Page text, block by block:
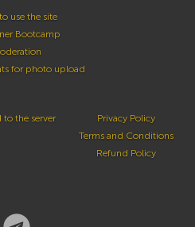
use the site
Bootcamp
for photo upload
the server
Privacy Policy
Terms and Conditions
Refund Policy